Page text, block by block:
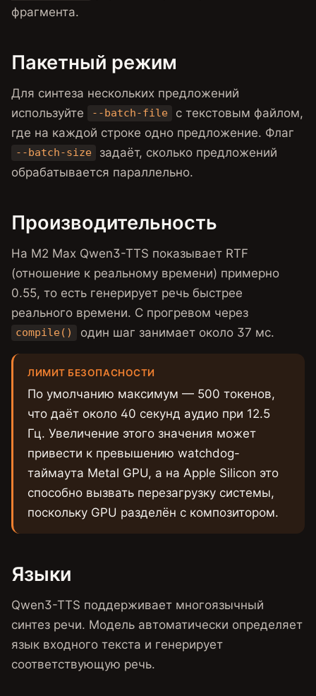
фрагмента.
Пакетный режим
Для синтеза нескольких предложений
используйте
--batch-file
с текстовым файлом,
где на каждой строке одно предложение. Флаг
--batch-size
задаёт, сколько предложений
обрабатывается параллельно.
Производительность
На M2 Max Qwen3-TTS показывает RTF
(отношение к реальному времени) примерно
0.55, то есть генерирует речь быстрее
реального времени. С прогревом через
compile() один шаг занимает около 37 мс.
ЛИМИТ БЕЗОПАСНОСТИ
По умолчанию максимум — 500 токенов,
что даёт около 40 секунд аудио при 12.5
Гц. Увеличение этого значения может
привести к превышению watchdog-
таймаута Metal GPU, а на Apple Silicon это
способно вызвать перезагрузку системы,
поскольку GPU разделён с композитором.
Языки
Qwen3-TTS поддерживает многоязычный
синтез речи. Модель автоматически определяет
язык входного текста и генерирует
соответствующую речь.